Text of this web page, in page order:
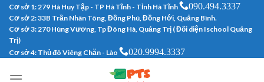
Skip
content
Cơ sở 1: 279 Hà Huy Tập - TP Hà Tĩnh - Tỉnh Hà Tĩnh 090.494.3337
Cơ sở 2: 33B Trần Nhân Tông, Đồng Phú, Đồng Hới, Quảng Bình.
Cơ sở 3: 270 Hùng Vương, Tp Đông Hà, Quảng Trị ( Đối diện Ischool Quảng
Trị)
Cơ sở 4: Thủ đô Viêng Chăn - Lào
020.9994.3337